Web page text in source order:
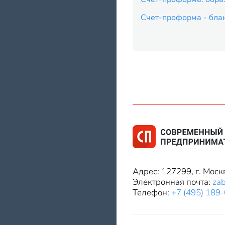
Счет-проформа -
Адрес: 127299, г.
Электронная почта:
Телефон: +7 (495)